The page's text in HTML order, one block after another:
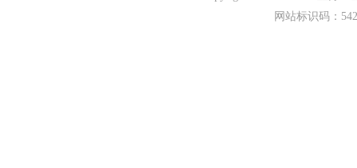
网站标识码：